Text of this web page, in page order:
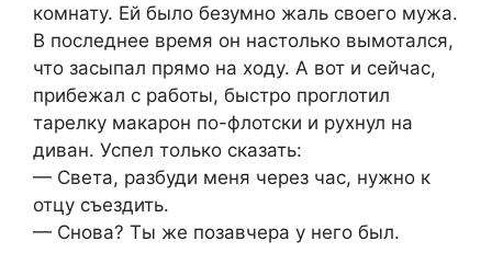
комнату. Ей было безумно жаль своего мужа.
В последнее время он настолько вымотался,
что засыпал прямо на ходу. А вот и сейчас,
прибежал с работы, быстро проглотил
тарелку макарон по-флотски и рухнул на
диван. Успел только сказать:
— Света, разбуди меня через час, нужно к
отцу съездить.
— Снова? Ты же позавчера у него был.